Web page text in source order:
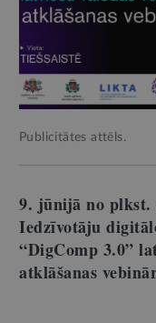
Publicitātes attēls.
9. jūnijā no plkst.
Iedzīvotāju
“DigComp 3.0”
atklāšanas